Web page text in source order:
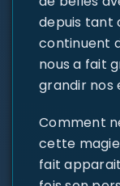
depuis tant
continuent
nous a fait
grandir nos
Comment
cette magie
fait